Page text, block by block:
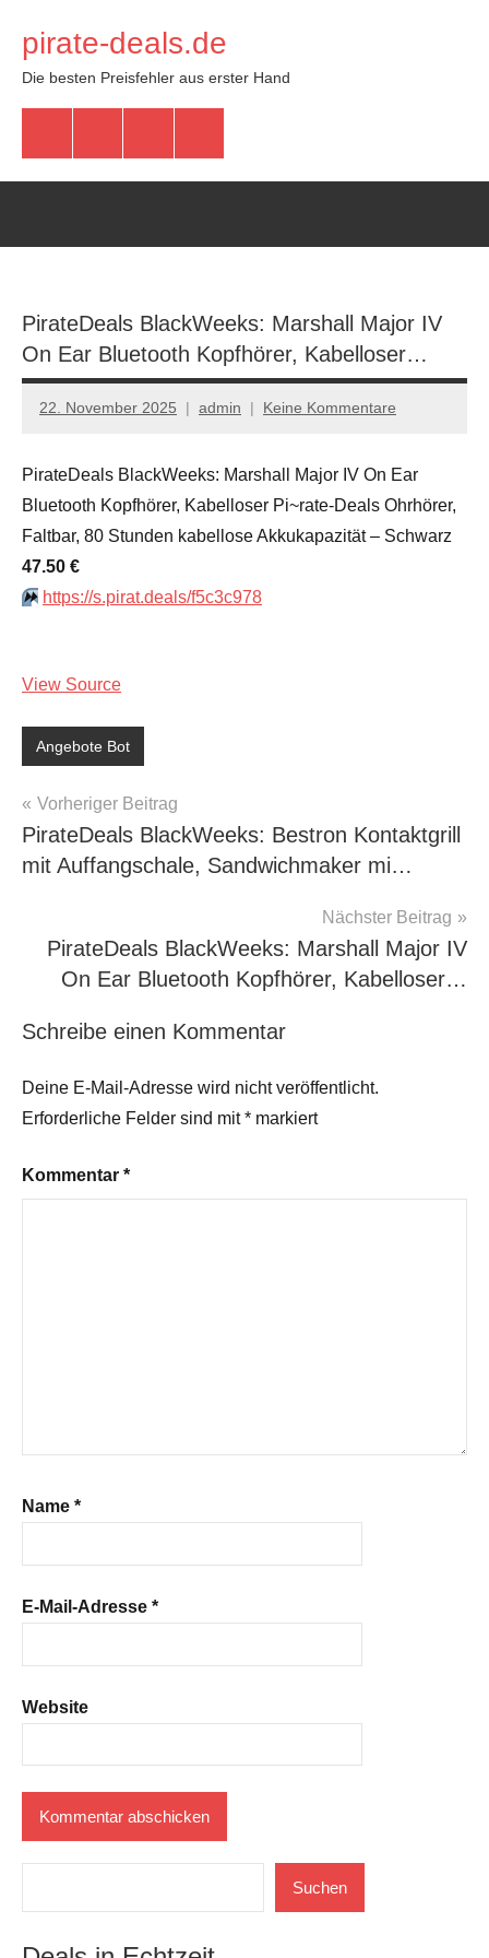
Inhalt
springen
pirate-deals.de
Die besten Preisfehler aus erster Hand
PirateDeals BlackWeeks: Marshall Major IV
On Ear Bluetooth Kopfhörer, Kabelloser…
22. November 2025 admin Keine Kommentare
PirateDeals BlackWeeks: Marshall Major IV On Ear
Bluetooth Kopfhörer, Kabelloser Pi~rate-Deals Ohrhörer,
Faltbar, 80 Stunden kabellose Akkukapazität – Schwarz
47.50 €
⏩️ https://s.pirat.deals/f5c3c978
View Source
Angebote Bot
Beitragsnavigation
Vorheriger Beitrag
PirateDeals BlackWeeks: Bestron Kontaktgrill
mit Auffangschale, Sandwichmaker mi…
Nächster Beitrag
PirateDeals BlackWeeks: Marshall Major IV
On Ear Bluetooth Kopfhörer, Kabelloser…
Schreibe einen Kommentar
Deine E-Mail-Adresse wird nicht veröffentlicht.
Erforderliche Felder sind mit* markiert
Kommentar *
Name *
E-Mail-Adresse *
Website
Suchen